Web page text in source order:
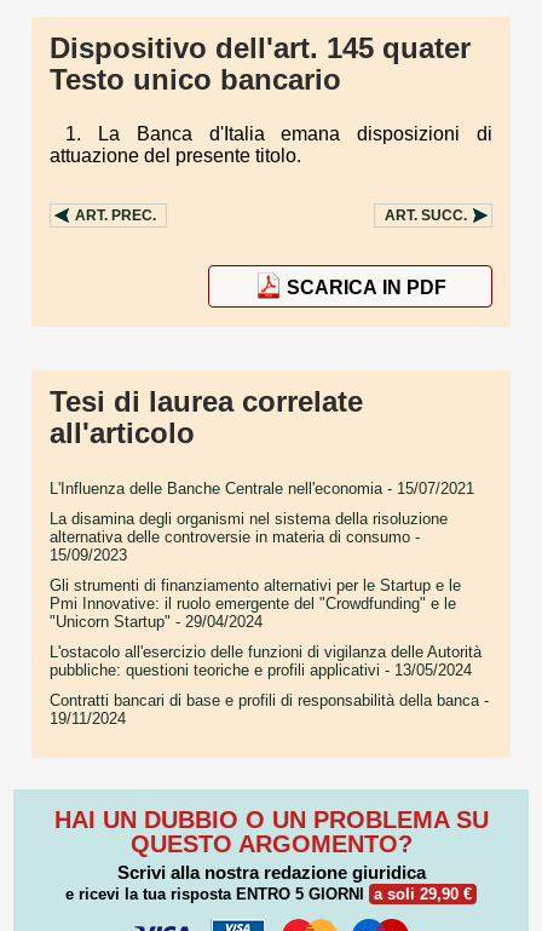
Dispositivo dell'art. 145 quater
Testo unico bancario
1. La Banca d'Italia emana disposizioni di
attuazione del presente titolo.
ART. PREC. ART. SUCC.
SCARICA IN PDF
Tesi di laurea correlate
all'articolo
L'Influenza delle Banche Centrale nell'economia - 15/07/2021
La disamina degli organismi nel sistema della risoluzione
alternativa delle controversie in materia di consumo -
15/09/2023
Gli strumenti di finanziamento alternativi per le Startup e le
Pmi Innovative: il ruolo emergente del "Crowdfunding" e le
"Unicorn Startup" - 29/04/2024
L'ostacolo all'esercizio delle funzioni di vigilanza delle Autorità
pubbliche: questioni teoriche e profili applicativi - 13/05/2024
Contratti bancari di base e profili di responsabilità della banca -
19/11/2024
HAI UN DUBBIO O UN PROBLEMA SU
QUESTO ARGOMENTO?
Scrivi alla nostra redazione giuridica
e ricevi la tua risposta ENTRO 5 GIORNI a soli 29,90 €